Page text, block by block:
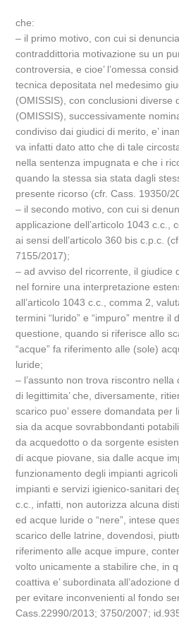
che:
– il primo motivo, con cui si
contraddittoria motivazione su un
controversia, e cioe’ l’omessa
tecnica depositata nel medesimo
(OMISSIS), con conclusioni diverse
(OMISSIS), successivamente
condiviso dai giudici di merito, e’
va infatti dato atto che di tale
nella sentenza impugnata e che i
quando la stessa sia stata dagli
presente ricorso (cfr. Cass. 19350/
– il secondo motivo, con cui si
applicazione dell’articolo 1043 c.c.,
ai sensi dell’articolo 360 bis c.p.c.
7155/2017);
– ad avviso del ricorrente, il giudice
nel fornire una interpretazione
all’articolo 1043 c.c., comma 2,
termini “lurido” e “impuro” mentre il
questione, quando si riferisce allo
“acque” fa riferimento alle (sole)
luride;
– l’assunto non trova riscontro
di legittimita’ che, diversamente,
scarico puo’ essere domandata per
sia da acque sovrabbondanti
da acquedotto o da sorgente
di acque piovane, sia dalle acque
funzionamento degli impianti
impianti e servizi igienico-sanitari
c.c., infatti, non autorizza alcuna
ed acque luride o “nere”, intese
scarico delle latrine, dovendosi,
riferimento alle acque impure,
volto unicamente a stabilire che, in
coattiva e’ subordinata all’adozione
per evitare inconvenienti al fondo
Cass.22990/2013; 3750/2007;